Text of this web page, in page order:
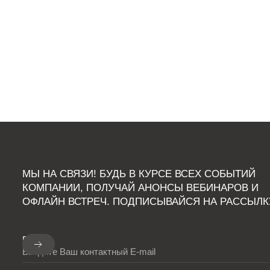
МЫ НА СВЯЗИ! БУДЬ В КУРСЕ ВСЕХ СОБЫТИЙ
КОМПАНИИ, ПОЛУЧАЙ АНОНСЫ ВЕБИНАРОВ И
ОФЛАЙН ВСТРЕЧ. ПОДПИСЫВАЙСЯ НА
E-mail